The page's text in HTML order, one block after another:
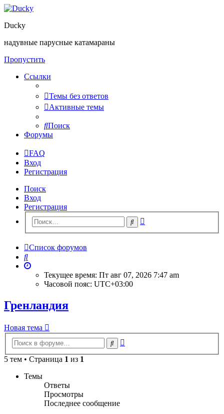
Ducky
надувные парусные катамараны
Пропустить
Ссылки
Темы без ответов
Активные темы
Поиск
Форумы
FAQ
Вход
Регистрация
Поиск
Вход
Регистрация
Поиск
Список форумов
Поиск
Текущее время: Пт авг 07, 2026 7:47 am
Часовой пояс: UTC+03:00
Гренландия
Новая тема
Поиск
5 тем • Страница 1 из 1
Темы
Ответы
Просмотры
Последнее сообщение